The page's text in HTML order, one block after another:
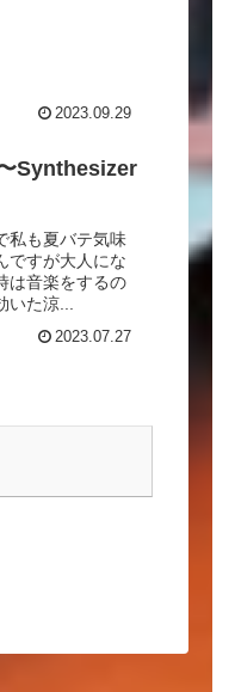
2023.09.29
Synthesizer
私も夏バテ気味
ですが大人にな
は音楽をするの
た涼...
2023.07.27